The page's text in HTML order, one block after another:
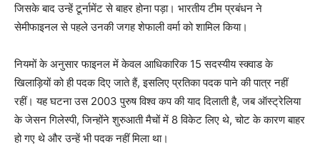
जिसके बाद उन्हें टूर्नामेंट से बाहर होना पड़ा। भारतीय टीम प्रबंधन ने
सेमीफाइनल से पहले उनकी जगह शेफाली वर्मा को शामिल किया।
नियमों के अनुसार फाइनल में केवल आधिकारिक 15 सदस्यीय स्क्वाड के
खिलाड़ियों को ही पदक दिए जाते हैं, इसलिए प्रतिका पदक पाने की पात्र नहीं
रहीं। यह घटना उस 2003 पुरुष विश्व कप की याद दिलाती है, जब ऑस्ट्रेलिया
के जेसन गिलेस्पी, जिन्होंने शुरुआती मैचों में 8 विकेट लिए थे, चोट के कारण बाहर
हो गए थे और उन्हें भी पदक नहीं मिला था।